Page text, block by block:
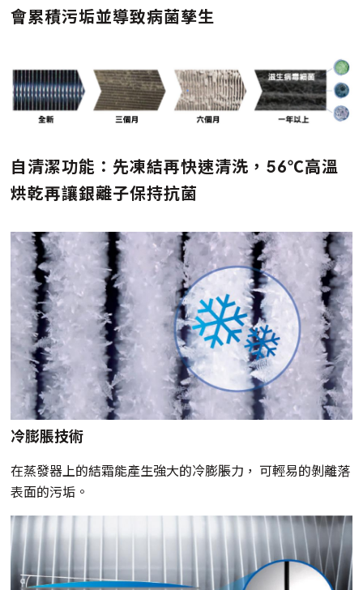
會累積污垢並導致病菌孳生
自清潔功能：先凍結再快速清洗，56℃高溫
烘乾再讓銀離子保持抗菌
冷膨脹技術
在蒸發器上的結霜能產生強大的冷膨脹力， 可輕易的剝離落
表面的污垢。